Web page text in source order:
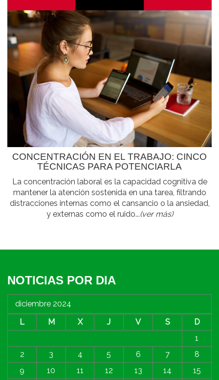
CONCENTRACIÓN EN EL TRABAJO: CINCO
TÉCNICAS PARA POTENCIARLA
La concentración laboral es la capacidad cognitiva de
mantener la atención sostenida en una tarea, filtrando
distracciones internas como el cansancio o la ansiedad,
y externas como el ruido...(ver más)
NOTICIAS POR DIA
diciembre 2024
L
M X J V S
D
1
2
3 4 5 6 7
8
9
10 11 12 13 14
15